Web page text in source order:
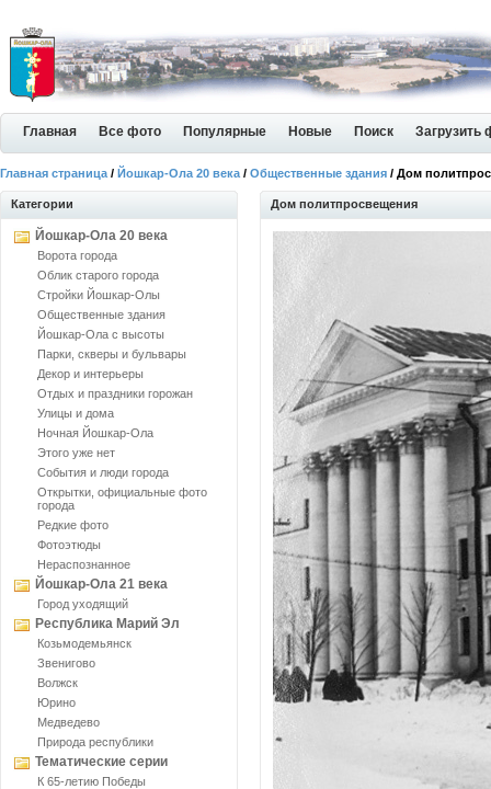
Главная Все фото Популярные Новые Поиск Загрузить
Главная страница / Йошкар-Ола 20 века / Общественные здания / Дом
Категории
Йошкар-Ола 20 века
Ворота города
Облик старого города
Стройки Йошкар-Олы
Общественные здания
Йошкар-Ола с высоты
Парки, скверы и бульвары
Декор и интерьеры
Отдых и праздники горожан
Улицы и дома
Ночная Йошкар-Ола
Этого уже нет
События и люди города
Открытки, официальные фото
города
Редкие фото
Фотоэтюды
Нераспознанное
Йошкар-Ола 21 века
Город уходящий
Республика Марий Эл
Козьмодемьянск
Звенигово
Волжск
Юрино
Медведево
Природа республики
Тематические серии
К 65-летию Победы
Дом политпросвещения